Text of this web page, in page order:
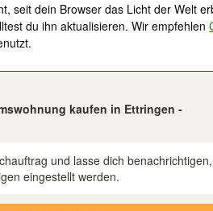
seit dein Browser das Licht der Welt
du ihn aktualisieren. Wir empfehlen
kaufen in Ettringen -
und lasse dich benachrichtigen,
eingestellt werden.